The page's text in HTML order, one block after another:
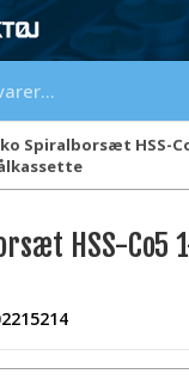
Spiralborsæt HSS-
HSS-Co5